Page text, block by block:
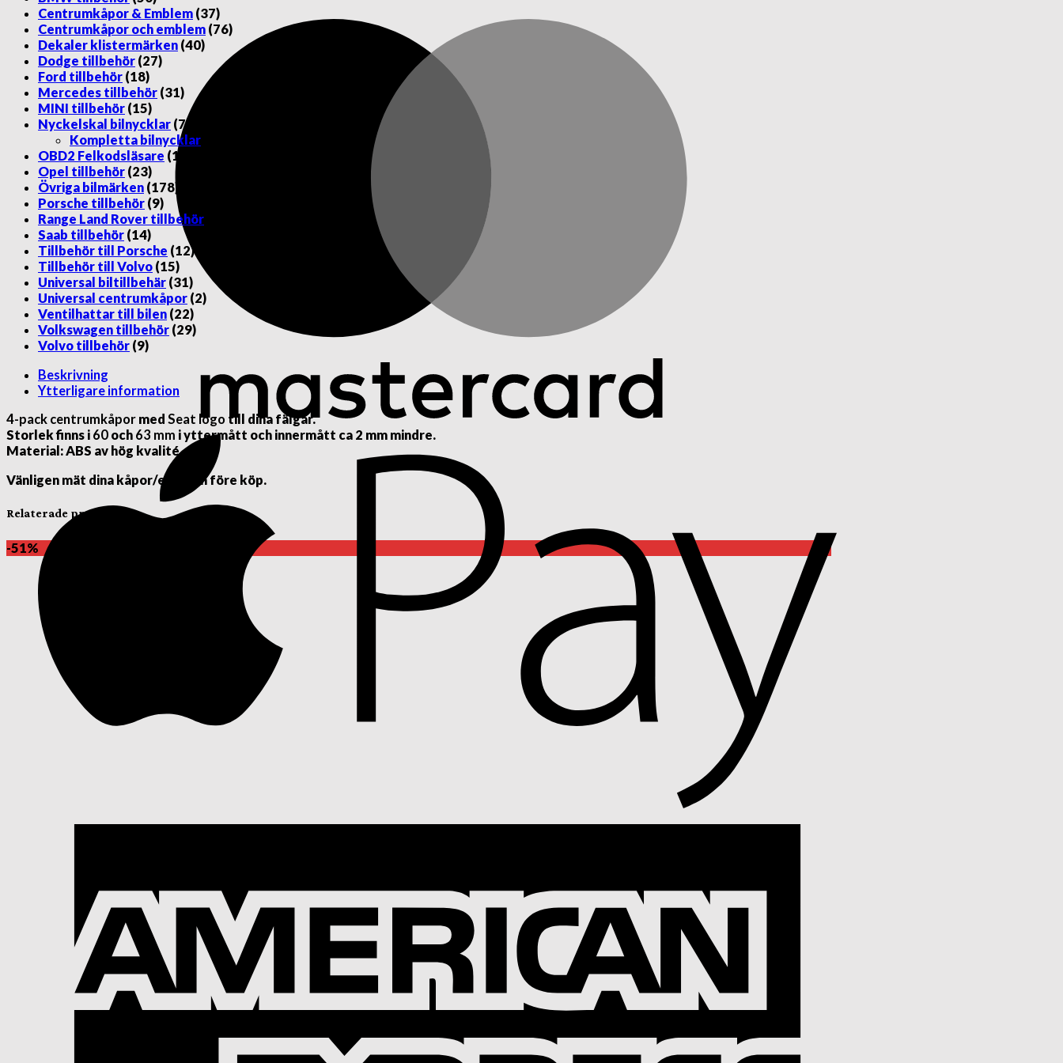
Centrumkåpor & Emblem (37)
Centrumkåpor och emblem (76)
Dekaler klistermärken (40)
Dodge tillbehör (27)
Ford tillbehör (18)
Mercedes tillbehör (31)
MINI tillbehör (15)
Nyckelskal bilnycklar (70)
Kompletta bilnycklar
OBD2 Felkodsläsare (1)
Opel tillbehör (23)
Övriga bilmärken (178)
Porsche tillbehör (9)
Range Land Rover tillbehör
Saab tillbehör (14)
Tillbehör till Porsche (12)
Tillbehör till Volvo (15)
Universal biltillbehär (31)
Universal centrumkåpor (2)
Ventilhattar till bilen (22)
Volkswagen tillbehör (29)
Volvo tillbehör (9)
Beskrivning
Ytterligare information
4-pack centrumkåpor med Seat logo till dina fälgar.
Storlek finns i 60 och 63 mm i yttermått och innermått ca 2 mm mindre.
Material: ABS av hög kvalité.
Vänligen mät dina kåpor/emblem före köp.
Relaterade produkter
-51%